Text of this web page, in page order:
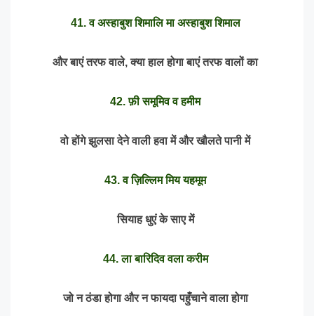
41. व अस्हाबुश शिमालि मा अस्हाबुश शिमाल
और बाएं तरफ वाले, क्या हाल होगा बाएं तरफ वालों का
42. फ़ी समूमिव व हमीम
वो होंगे झुलसा देने वाली हवा में और खौलते पानी में
43. व ज़िल्लिम मिय यहमूम
सियाह धुएं के साए में
44. ला बारिदिव वला करीम
जो न ठंडा होगा और न फायदा पहुँचाने वाला होगा